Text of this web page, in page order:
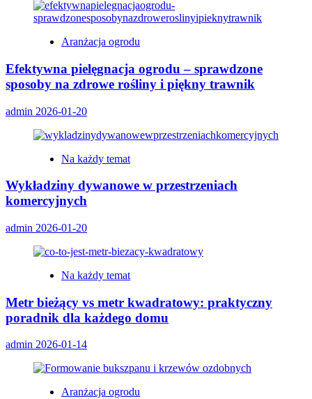
Aranżacja ogrodu
Efektywna pielęgnacja ogrodu – sprawdzone
sposoby na zdrowe rośliny i piękny trawnik
admin 2026-01-20
Na każdy temat
Wykładziny dywanowe w przestrzeniach
komercyjnych
admin 2026-01-20
Na każdy temat
Metr bieżący vs metr kwadratowy: praktyczny
poradnik dla każdego domu
admin 2026-01-14
Aranżacja ogrodu